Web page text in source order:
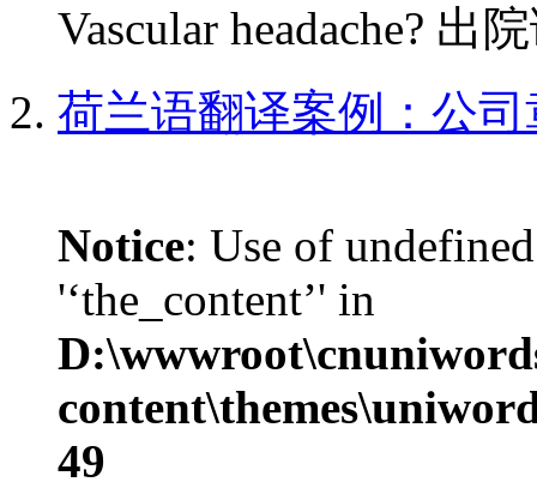
Vascular headache? 出
荷兰语翻译案例：公
Notice: Use of
'‘the_content’' in
49